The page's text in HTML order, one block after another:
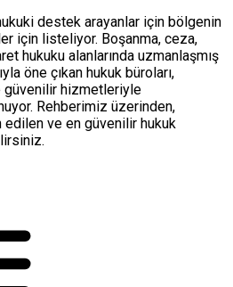
destek arayanlar için bölgenin
için listeliyor. Boşanma, ceza,
hukuku alanlarında uzmanlaşmış
öne çıkan hukuk büroları,
hizmetleriyle
Rehberimiz üzerinden,
edilen ve en güvenilir hukuk